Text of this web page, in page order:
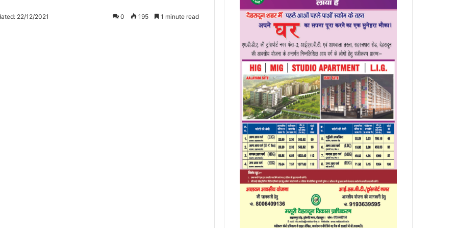
22/12/2021 0 195 1 minute read